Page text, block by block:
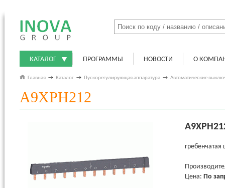
КАТАЛОГ ПРОГРАММЫ НОВОСТИ О
Главная → Каталог → Пускорегулирующая аппаратура → Автоматические
A9XPH212
Цена: По